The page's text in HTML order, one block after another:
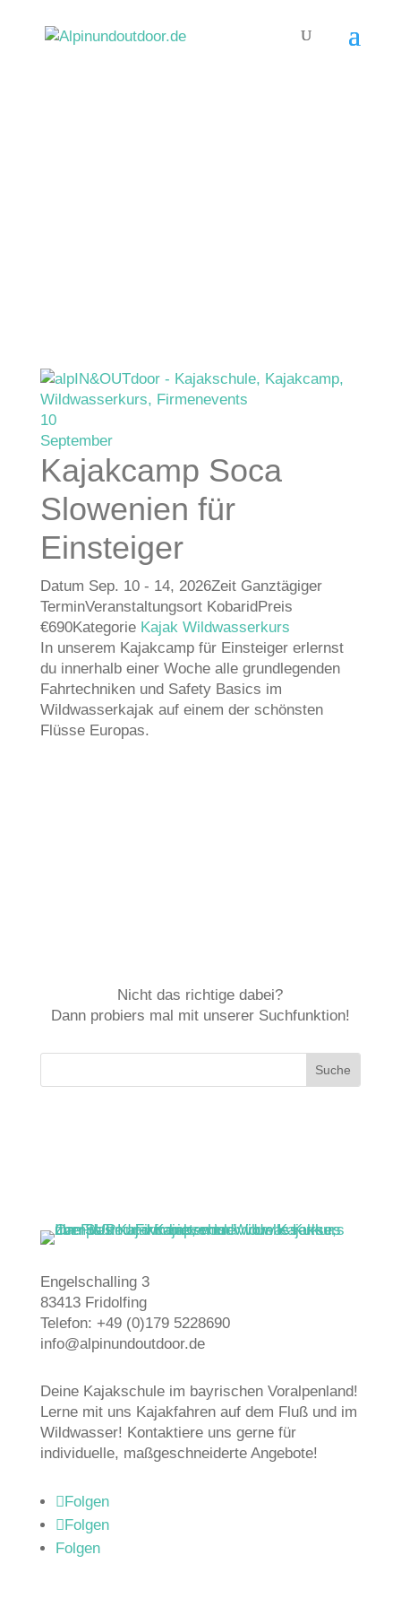
10
September
Kajakcamp Soca
Slowenien für
Einsteiger
Datum Sep. 10 - 14, 2026Zeit Ganztägiger
TerminVeranstaltungsort KobaridPreis
€690Kategorie Kajak Wildwasserkurs
In unserem Kajakcamp für Einsteiger erlernst
du innerhalb einer Woche alle grundlegenden
Fahrtechniken und Safety Basics im
Wildwasserkajak auf einem der schönsten
Flüsse Europas.
Nicht das richtige dabei?
Dann probiers mal mit unserer Suchfunktion!
Engelschalling 3
83413 Fridolfing
Telefon: +49 (0)179 5228690
info@alpinundoutdoor.de
Deine Kajakschule im bayrischen Voralpenland!
Lerne mit uns Kajakfahren auf dem Fluß und im
Wildwasser! Kontaktiere uns gerne für
individuelle, maßgeschneiderte Angebote!
Folgen
Folgen
Folgen